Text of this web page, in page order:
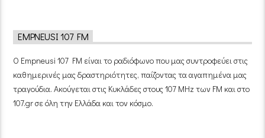
EMPNEUSI 107 FM
Ο Empneusi 107 FM είναι το ραδιόφωνο που μας συντροφεύει στις
καθημερινές μας δραστηριότητες, παίζοντας τα αγαπημένα μας
τραγούδια. Ακούγεται στις Κυκλάδες στους 107 MHz των FM και στο
107.gr σε όλη την Ελλάδα και τον κόσμο.